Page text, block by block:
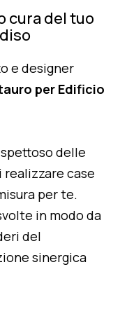
cura del tuo
e designer
per Edificio
delle
case
per te.
in modo da
del
sinergica